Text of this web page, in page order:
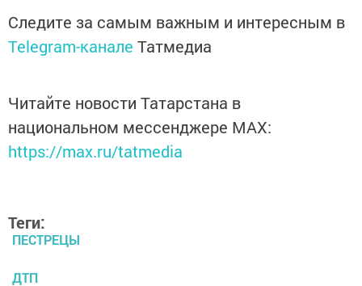
Следите за самым важным и интересным в
Telegram-канале Татмедиа
Читайте новости Татарстана в
национальном мессенджере MАХ:
https://max.ru/tatmedia
Теги:
ПЕСТРЕЦЫ
ДТП